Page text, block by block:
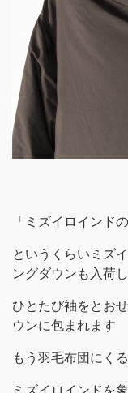
「ミズイロインド
というくらいミズ
ングダウンも入荷
ひとたび袖をとお
ウンに包まれます
もう羽毛布団にく
ミズイロインドを